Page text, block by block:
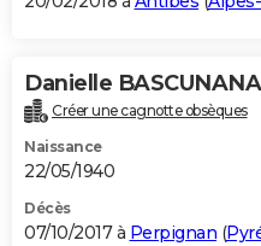
Danielle BASCUNANA
Créer une cagnotte obsèques
Naissance
22/05/1940
Décès
07/10/2017 à Perpignan (